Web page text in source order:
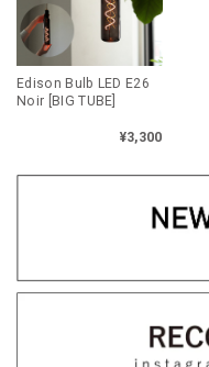
Edison Bulb LED E26
Noir [BIG TUBE]
¥3,300